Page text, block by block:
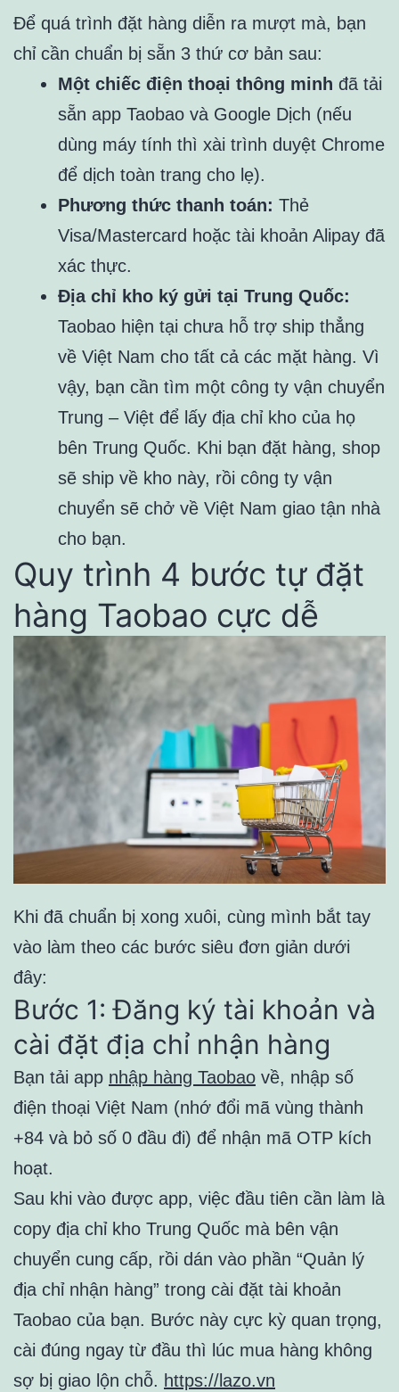
Để quá trình đặt hàng diễn ra mượt mà, bạn
chỉ cần chuẩn bị sẵn 3 thứ cơ bản sau:
Một chiếc điện thoại thông minh đã tải
sẵn app Taobao và Google Dịch (nếu
dùng máy tính thì xài trình duyệt Chrome
để dịch toàn trang cho lẹ).
Phương thức thanh toán: Thẻ
Visa/Mastercard hoặc tài khoản Alipay đã
xác thực.
Địa chỉ kho ký gửi tại Trung Quốc:
Taobao hiện tại chưa hỗ trợ ship thẳng
về Việt Nam cho tất cả các mặt hàng. Vì
vậy, bạn cần tìm một công ty vận chuyển
Trung – Việt để lấy địa chỉ kho của họ
bên Trung Quốc. Khi bạn đặt hàng, shop
sẽ ship về kho này, rồi công ty vận
chuyển sẽ chở về Việt Nam giao tận nhà
cho bạn.
Quy trình 4 bước tự đặt
hàng Taobao cực dễ
Khi đã chuẩn bị xong xuôi, cùng mình bắt tay
vào làm theo các bước siêu đơn giản dưới
đây:
Bước 1: Đăng ký tài khoản và
cài đặt địa chỉ nhận hàng
Bạn tải app nhập hàng Taobao về, nhập số
điện thoại Việt Nam (nhớ đổi mã vùng thành
+84 và bỏ số 0 đầu đi) để nhận mã OTP kích
hoạt.
Sau khi vào được app, việc đầu tiên cần làm là
copy địa chỉ kho Trung Quốc mà bên vận
chuyển cung cấp, rồi dán vào phần “Quản lý
địa chỉ nhận hàng” trong cài đặt tài khoản
Taobao của bạn. Bước này cực kỳ quan trọng,
cài đúng ngay từ đầu thì lúc mua hàng không
sợ bị giao lộn chỗ. https://lazo.vn